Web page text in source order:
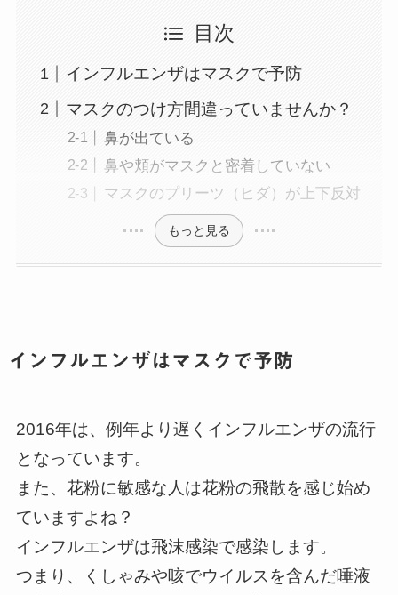
目次
インフルエンザはマスクで予防
マスクのつけ方間違っていませんか？
鼻が出ている
鼻や頬がマスクと密着していない
マスクのプリーツ（ヒダ）が上下反対
もっと見る
インフルエンザはマスクで予防
2016年は、例年より遅くインフルエンザの流行
となっています。
また、花粉に敏感な人は花粉の飛散を感じ始め
ていますよね？
インフルエンザは飛沫感染で感染します。
つまり、くしゃみや咳でウイルスを含んだ唾液